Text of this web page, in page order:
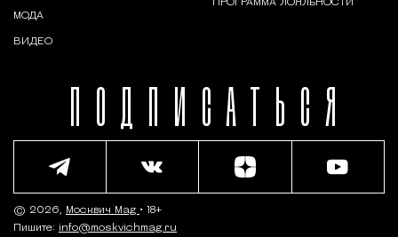
ПОДПИСАТЬСЯ
МОДА
ВИДЕО
ПРОГРАММА ЛОЯЛЬНОСТИ
© 2026, Москвич Mag • 18+
Пишите: info@moskvichmag.ru